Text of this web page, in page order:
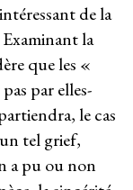
de la
la
que les «
par elles-
le cas
tel grief,
a pu ou non